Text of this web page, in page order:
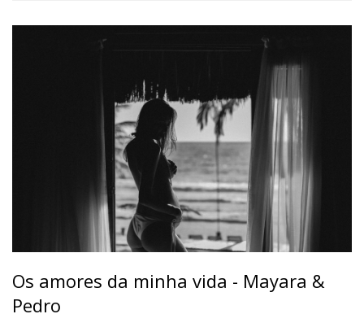
Os amores da minha vida - Mayara &
Pedro